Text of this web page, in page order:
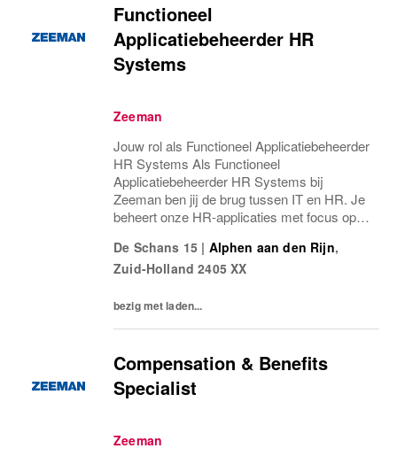
Functioneel
Applicatiebeheerder HR
Systems
Zeeman
Jouw rol als Functioneel Applicatiebeheerder
HR Systems Als Functioneel
Applicatiebeheerder HR Systems bij
Zeeman ben jij de brug tussen IT en HR. Je
beheert onze HR-applicaties met focus op
Operations, Salarisadministratie, IT en
externe leveranciers. Je...
De Schans 15 | Alphen aan den Rijn,
Zuid-Holland 2405 XX
bezig met laden...
Compensation & Benefits
Specialist
Zeeman